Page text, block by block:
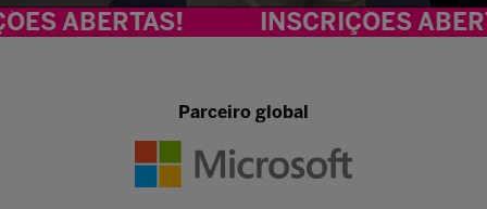
INSCRIÇÕES ABERTAS!
Parceiro global